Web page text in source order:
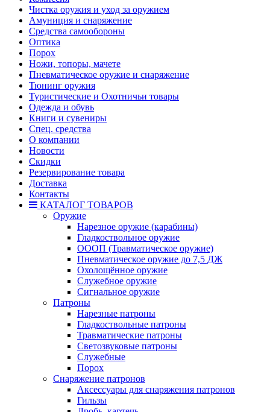
Чистка оружия и уход за оружием
Амуниция и снаряжение
Средства самообороны
Оптика
Порох
Ножи, топоры, мачете
Пневматическое оружие и снаряжение
Тюнинг оружия
Туристические и Охотничьи товары
Одежда и обувь
Книги и сувениры
Спец. средства
О компании
Новости
Скидки
Резервирование товара
Доставка
Контакты
КАТАЛОГ ТОВАРОВ
Оружие
Нарезное оружие (карабины)
Гладкоствольное оружие
ОООП (Травматическое оружие)
Пневматическое оружие до 7,5 ДЖ
Охолощённое оружие
Служебное оружие
Сигнальное оружие
Патроны
Нарезные патроны
Гладкоствольные патроны
Травматические патроны
Светозвуковые патроны
Служебные
Порох
Снаряжение патронов
Аксессуары для снаряжения патронов
Гильзы